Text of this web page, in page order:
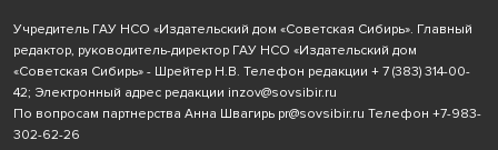
Учредитель ГАУ НСО «Издательский дом «Советская Сибирь». Главный
редактор, руководитель-директор ГАУ НСО «Издательский дом
«Советская Сибирь» - Шрейтер Н.В. Телефон редакции + 7 (383) 314-00-
42; Электронный адрес редакции inzov@sovsibir.ru
По вопросам партнерства Анна Швагирь pr@sovsibir.ru Телефон +7-983-
302-62-26